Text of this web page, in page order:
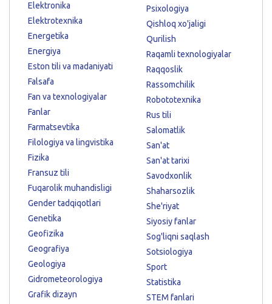
Elektronika
Elektrotexnika
Energetika
Energiya
Eston tili va madaniyati
Falsafa
Fan va texnologiyalar
Fanlar
Farmatsevtika
Filologiya va lingvistika
Fizika
Fransuz tili
Fuqarolik muhandisligi
Gender tadqiqotlari
Genetika
Geofizika
Geografiya
Geologiya
Gidrometeorologiya
Grafik dizayn
Psixologiya
Qishloq xo'jaligi
Qurilish
Raqamli texnologiyalar
Raqqoslik
Rassomchilik
Robototexnika
Rus tili
Salomatlik
San'at
San'at tarixi
Savodxonlik
Shaharsozlik
She'riyat
Siyosiy fanlar
Sog'liqni saqlash
Sotsiologiya
Sport
Statistika
STEM fanlari